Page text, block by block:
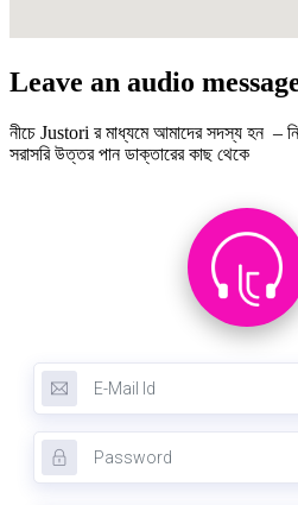
Leave an audio
নীচে Justori র মাধ্যমে আমাদের সদস্য হন –
সরাসরি উত্তর পান ডাক্তারের কাছ থেকে